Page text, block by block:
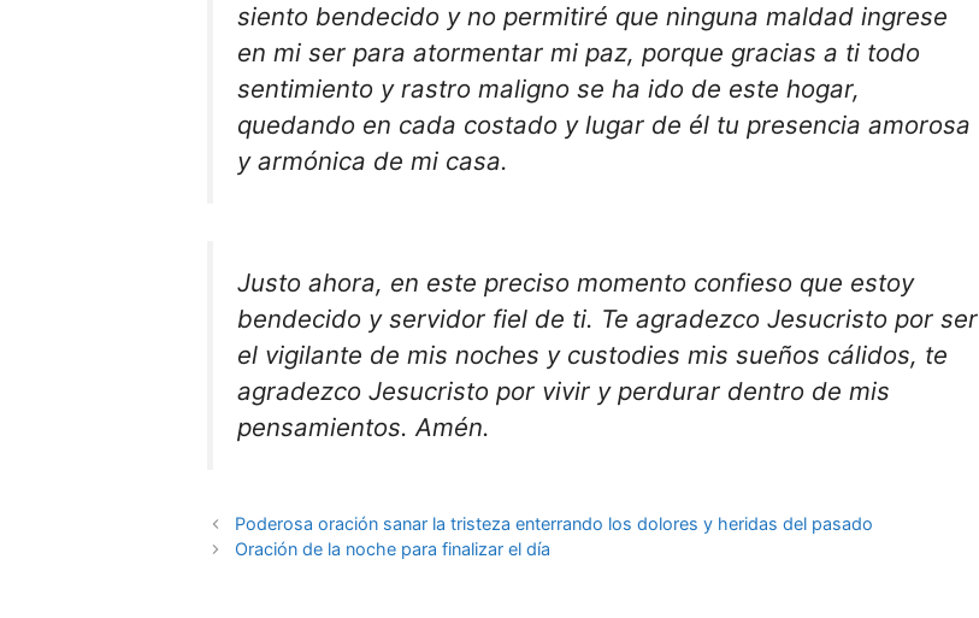
siento bendecido y no permitiré que ninguna maldad ingrese
en mi ser para atormentar mi paz, porque gracias a ti todo
sentimiento y rastro maligno se ha ido de este hogar,
quedando en cada costado y lugar de él tu presencia amorosa
y armónica de mi casa.
Justo ahora, en este preciso momento confieso que estoy
bendecido y servidor fiel de ti. Te agradezco Jesucristo por ser
el vigilante de mis noches y custodies mis sueños cálidos, te
agradezco Jesucristo por vivir y perdurar dentro de mis
pensamientos. Amén.
Poderosa oración sanar la tristeza enterrando los dolores y heridas del pasado
Oración de la noche para finalizar el día